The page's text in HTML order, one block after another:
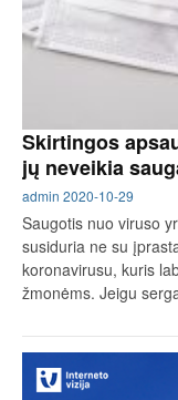
Skirtingos
jų neveikia
admin 2020-10-29
Saugotis nuo viruso
susiduria ne su
koronavirusu, kuris
žmonėms. Jeigu